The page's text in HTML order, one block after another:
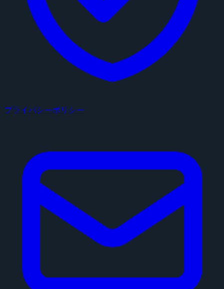
プライバシーポリシー